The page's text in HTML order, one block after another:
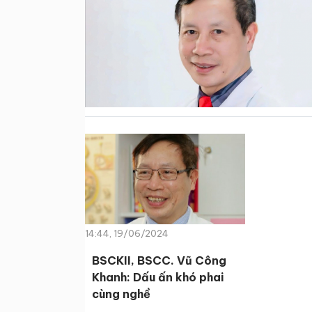
14:44, 19/06/2024
BSCKII, BSCC. Vũ Công
Khanh: Dấu ấn khó phai
cùng nghề